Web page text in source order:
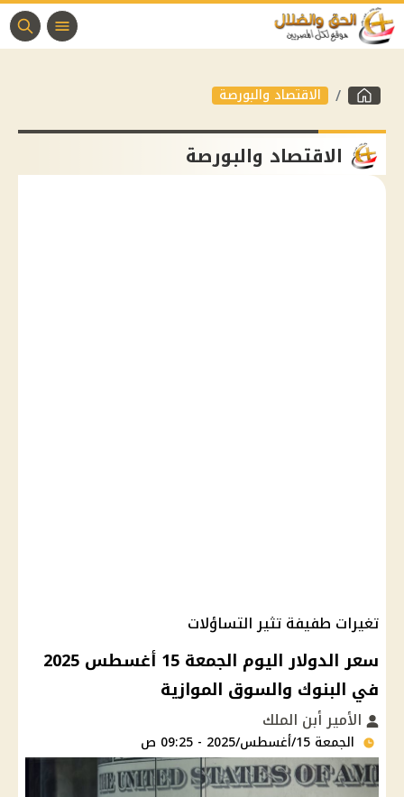
الاقتصاد والبورصة
الاقتصاد والبورصة
تغيرات طفيفة تثير التساؤلات
سعر الدولار اليوم الجمعة 15 أغسطس 2025
في البنوك والسوق الموازية
الأمير أبن الملك
الجمعة 15/أغسطس/2025 - 09:25 ص